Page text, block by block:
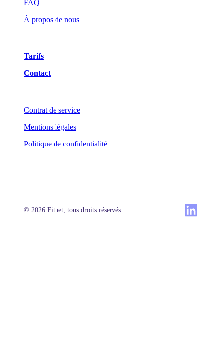
FAQ
À propos de nous
Tarifs
Contact
Contrat de service
Mentions légales
Politique de confidentialité
© 2026 Fitnet, tous droits réservés